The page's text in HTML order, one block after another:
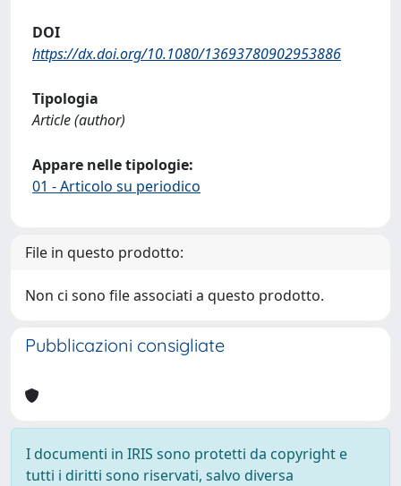
DOI
https://dx.doi.org/10.1080/13693780902953886
Tipologia
Article (author)
Appare nelle tipologie:
01 - Articolo su periodico
File in questo prodotto:
Non ci sono file associati a questo prodotto.
Pubblicazioni consigliate
I documenti in IRIS sono protetti da copyright e
tutti i diritti sono riservati, salvo diversa